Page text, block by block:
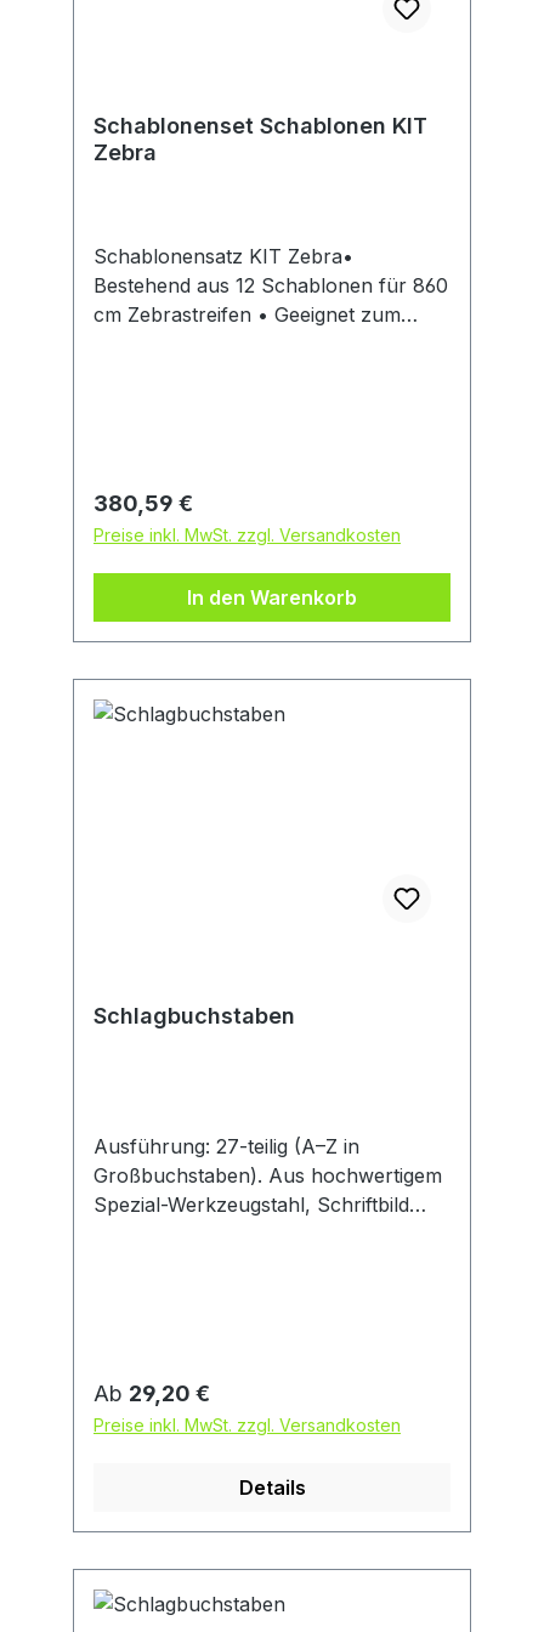
Schablonenset Schablonen KIT
Zebra
Schablonensatz KIT Zebra•
Bestehend aus 12 Schablonen für 860
cm Zebrastreifen • Geeignet zum
v.-Behring-Str. 7-9, 63128
Dietzenbach, DE, +496074696680,
vertrieb@amperesystem.com
Regulärer Preis:
380,59 €
Preise inkl. MwSt. zzgl. Versandkosten
In den Warenkorb
Schlagbuchstaben
Ausführung: 27-teilig (A–Z in
Großbuchstaben). Aus hochwertigem
Spezial-Werkzeugstahl, Schriftbild
Deckel.
Regulärer Preis:
Ab 29,20 €
Preise inkl. MwSt. zzgl. Versandkosten
Details